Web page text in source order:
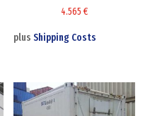
4.565€
plusShipping Costs